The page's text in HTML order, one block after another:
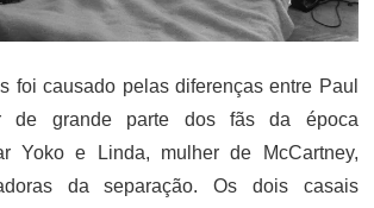
foi causado pelas diferenças entre Paul
de grande parte dos fãs da época
Yoko e Linda, mulher de McCartney,
da separação. Os dois casais